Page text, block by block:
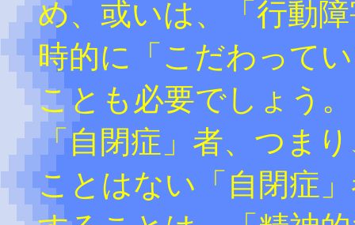
め、或いは、「行動
時的に「こだわって
ことも必要でしょう
「自閉症」者、つま
ことはない「自閉症